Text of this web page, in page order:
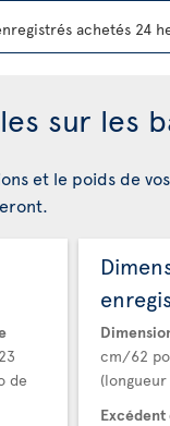
achetés 24
sur les
et le poids de
de
cm/62
Excédent